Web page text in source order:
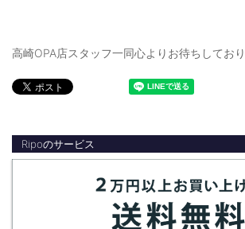
高崎OPA店スタッフ一同心よりお待ちしてお
Ripoのサービス